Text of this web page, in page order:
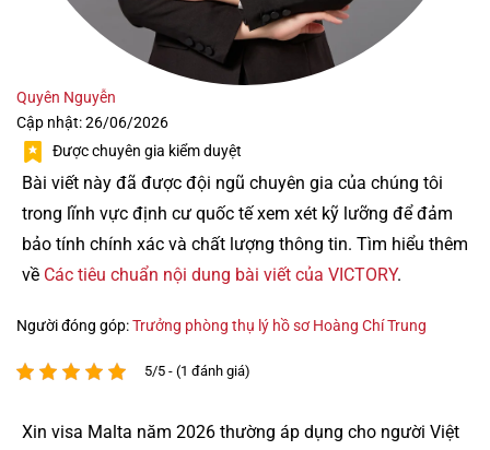
Quyên Nguyễn
Cập nhật: 26/06/2026
Được chuyên gia kiểm duyệt
Bài viết này đã được đội ngũ chuyên gia của chúng tôi
trong lĩnh vực định cư quốc tế xem xét kỹ lưỡng để đảm
bảo tính chính xác và chất lượng thông tin. Tìm hiểu thêm
về Các tiêu chuẩn nội dung bài viết của VICTORY.
Người đóng góp:Trưởng phòng thụ lý hồ sơ Hoàng Chí Trung
5/5 - (1 đánh giá)
Xin visa Malta năm 2026 thường áp dụng cho người Việt